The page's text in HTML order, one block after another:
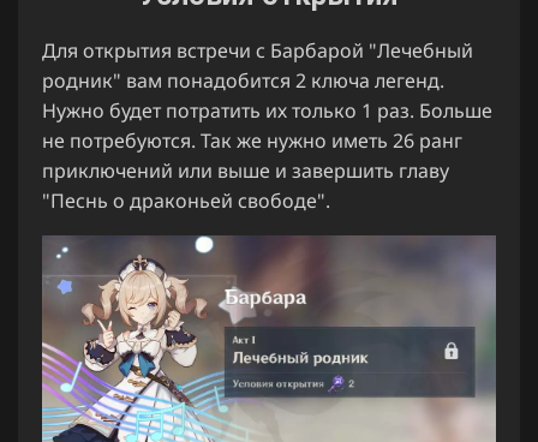
Для открытия встречи с Барбарой "Лечебный
родник" вам понадобится 2 ключа легенд.
Нужно будет потратить их только 1 раз. Больше
не потребуются. Так же нужно иметь 26 ранг
приключений или выше и завершить главу
"Песнь о драконьей свободе".